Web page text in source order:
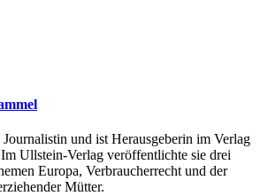
und ist Herausgeberin im Verlag
Ullstein-Verlag veröffentlichte sie drei
Europa, Verbraucherrecht und der
Mütter.